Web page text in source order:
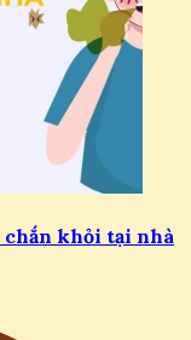
chắn khỏi tại nhà